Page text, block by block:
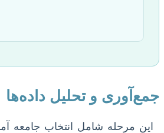
جمع‌آوری و تحلیل داده‌ها
این مرحله شامل انتخاب جامعه